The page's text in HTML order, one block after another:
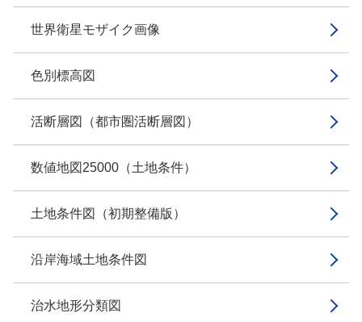
世界衛星モザイク画像
色別標高図
活断層図（都市圏活断層図）
数値地図25000（土地条件）
土地条件図（初期整備版）
沿岸海域土地条件図
治水地形分類図